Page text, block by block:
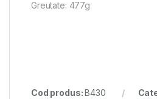
Greutate: 477g
Cod produs:B430